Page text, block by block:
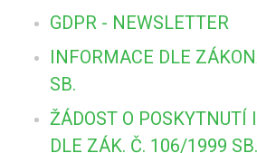
GDPR - NEWSLETTER
INFORMACE DLE
SB.
ŽÁDOST O POSKYTNUTÍ
DLE ZÁK. Č. 106/1999 SB.